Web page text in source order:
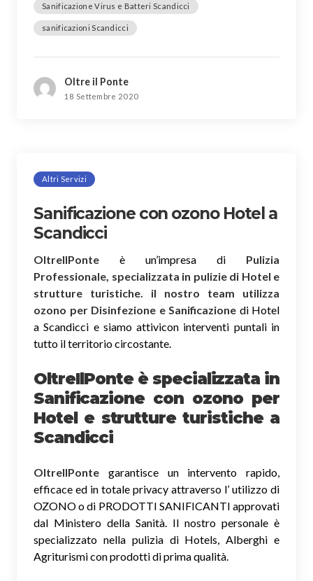
Sanificazione Virus e Batteri Scandicci
sanificazioni Scandicci
Oltre il Ponte
18 Settembre 2020
Altri Servizi
Sanificazione con ozono Hotel a
Scandicci
OltreIlPonte è un’impresa di Pulizia
Professionale, specializzata in pulizie di Hotel e
strutture turistiche. il nostro team utilizza
ozono per Disinfezione e Sanificazione di Hotel
a Scandicci e siamo attivicon interventi puntali in
tutto il territorio circostante.
OltreIlPonte è specializzata in
Sanificazione con ozono per
Hotel e strutture turistiche a
Scandicci
OltreIlPonte garantisce un intervento rapido,
efficace ed in totale privacy attraverso l’ utilizzo di
OZONO o di PRODOTTI SANIFICANTI approvati
dal Ministero della Sanità. Il nostro personale è
specializzato nella pulizia di Hotels, Alberghi e
Agriturismi con prodotti di prima qualità.